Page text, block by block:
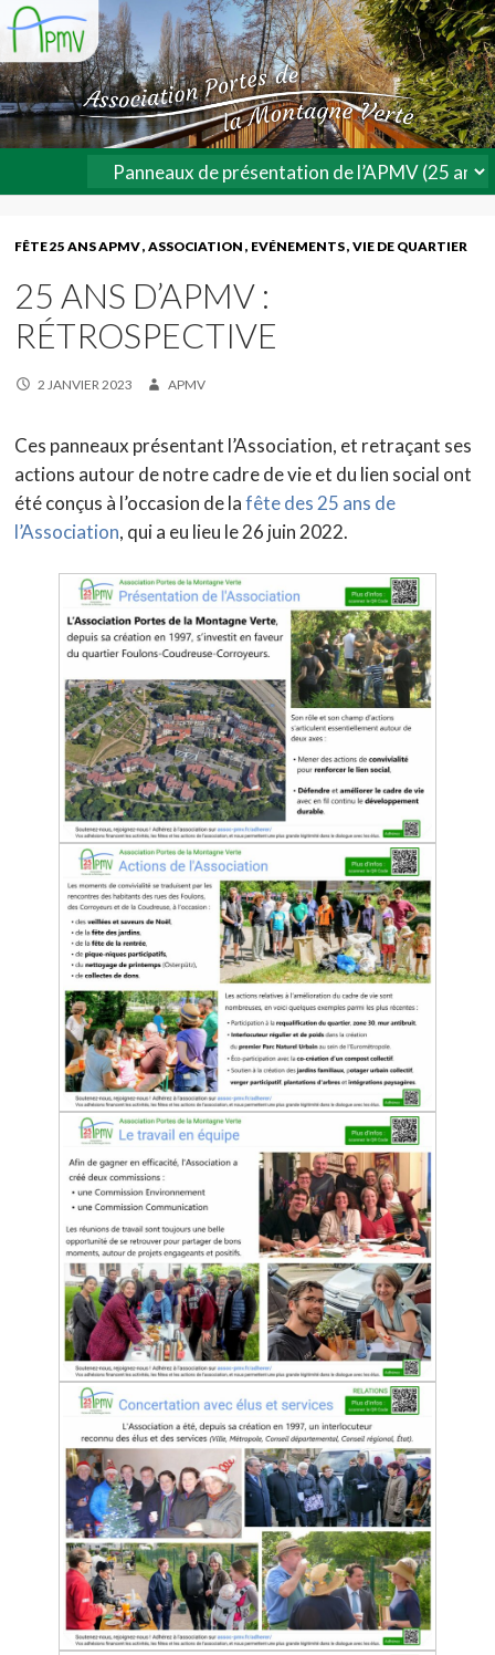
FÊTE 25 ANS APMV ASSOCIATION EVÉNEMENTS VIE DE QUARTIER
25 ANS D’APMV :
RÉTROSPECTIVE
2 JANVIER 2023 APMV
Ces panneaux présentant l’Association, et retraçant ses
actions autour de notre cadre de vie et du lien social ont
été conçus à l’occasion de lafête des 25 ans de
l’Association, qui a eu lieu le 26 juin 2022.